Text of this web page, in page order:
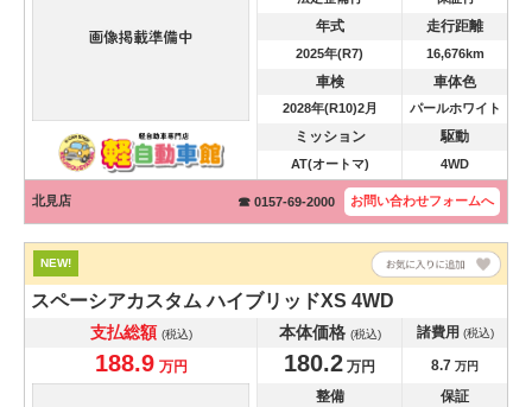
年式 走行距離
2025年(R7) 16,676km
車検 車体色
2028年(R10)2月 パールホワイト
ミッション 駆動
AT(オートマ) 4WD
北見店 ☎ 0157-69-2000 お問い合わせフォームへ
NEW!
スペーシアカスタムハイブリッドXS 4WD
支払総額 (税込) 本体価格 (税込) 諸費用 (税込)
188.9 万円 180.2 万円 8.7 万円
整備 保証